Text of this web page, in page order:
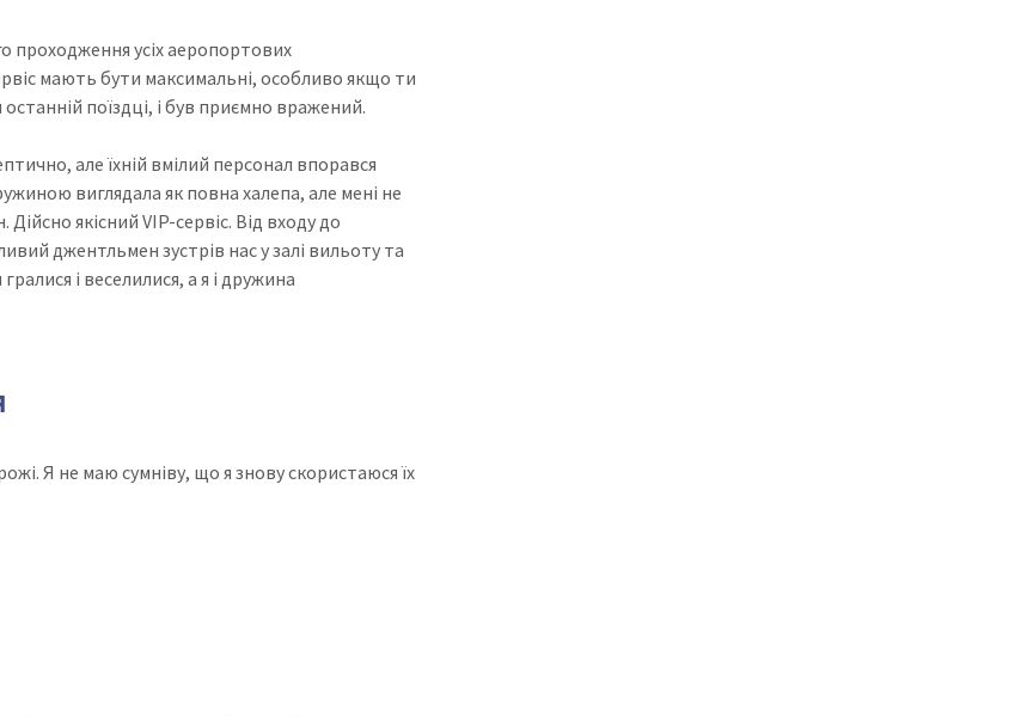
проходження усіх аеропортових
мають бути максимальні, особливо якщо ти
поїздці, і був приємно вражений.
але їхній вмілий персонал впорався
виглядала як повна халепа, але мені не
якісний VIP-сервіс. Від входу до
джентльмен зустрів нас у залі вильоту та
і веселилися, а я і дружина
Я не маю сумніву, що я знову скористаюся їх